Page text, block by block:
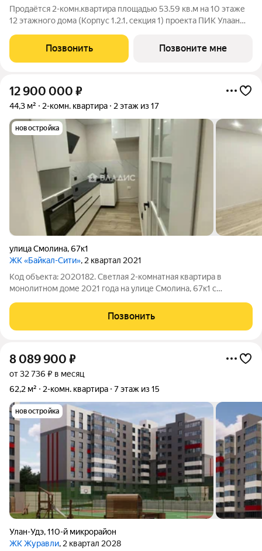
Продаётся 2-комн.квартира площадью 53.59 кв.м на 10 этаже
12 этажного дома (Корпус 1.2.1, секция 1) проекта ПИК Улаан
функциональная планировка, большие окна. «Улаан Хото» это
уникальный и знаковый
Позвонить Позвоните мне
12 900 000 ₽
44,3 м² 2-комн. квартира 2 этаж из 17
новостройка
улица Смолина,67к1
ЖК «Байкал-Сити», 2 квартал 2021
Код объекта: 2020182. Светлая 2-комнатная квартира в
монолитном доме 2021 года на улице Смолина, 67к1 с
Продуманная планировка и реальные 44,3 м делают
пространство комфортным и функциональны.
Позвонить
8 089 900 ₽
от 32 736 ₽ в месяц
62,2 м²
2-комн. квартира 7 этаж из 15
новостройка
Улан-Удэ,110-й микрорайон
ЖК Журавли, 2 квартал 2028